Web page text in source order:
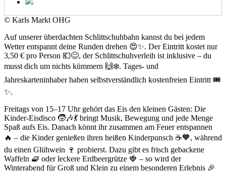
© Karls Markt OHG
Auf unserer überdachten Schlittschuhbahn kannst du bei jedem
Wetter entspannt deine Runden drehen 😍✨. Der Eintritt kostet nur
3,50 € pro Person 💶😊, der Schlittschuhverleih ist inklusive – du
musst dich um nichts kümmern 🙌❄️. Tages- und
Jahreskarteninhaber haben selbstverständlich kostenfreien Eintritt 🎟️
✨.
Freitags von 15–17 Uhr gehört das Eis den kleinen Gästen: Die
Kinder-Eisdisco 🧒🎶💃 bringt Musik, Bewegung und jede Menge
Spaß aufs Eis. Danach könnt ihr zusammen am Feuer entspannen
🔥 – die Kinder genießen ihren heißen Kinderpunsch ☕🧡, während
du einen Glühwein 🍷 probierst. Dazu gibt es frisch gebackene
Waffeln 🧇 oder leckere Erdbeergrütze 🍓 – so wird der
Winterabend für Groß und Klein zu einem besonderen Erlebnis 🎉